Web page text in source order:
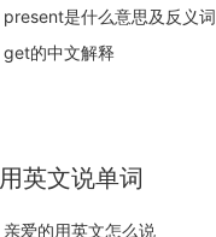
present是什么意思及反义词
get的中文解释
用英文说单词
亲爱的用英文怎么说